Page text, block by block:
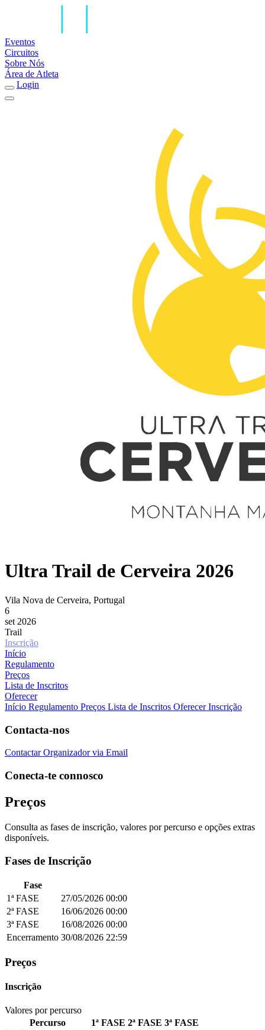
Eventos
Circuitos
Sobre Nós
Área de Atleta
Login
Ultra Trail de Cerveira 2026
Vila Nova de Cerveira, Portugal
6
set 2026
Trail
Inscrição
Início
Regulamento
Preços
Lista de Inscritos
Oferecer
Início Regulamento Preços Lista de Inscritos Oferecer Inscrição
Contacta-nos
Contactar Organizador via Email
Conecta-te connosco
Preços
Consulta as fases de inscrição, valores por percurso e opções extras
disponíveis.
Fases de Inscrição
Fase
1ª FASE
27/05/2026 00:00
2ª FASE
16/06/2026 00:00
3ª FASE
16/08/2026 00:00
Encerramento 30/08/2026 22:59
Preços
Inscrição
Valores por percurso
Percurso
1ª FASE 2ª FASE 3ª FASE